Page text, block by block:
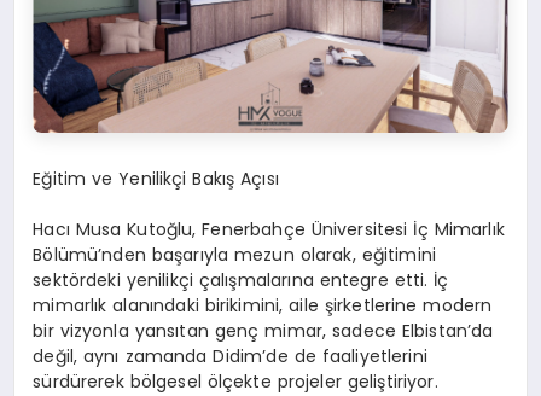
Eğitim ve Yenilikçi Bakış Açısı
Hacı Musa Kutoğlu, Fenerbahçe Üniversitesi İç Mimarlık
Bölümü’nden başarıyla mezun olarak, eğitimini
sektördeki yenilikçi çalışmalarına entegre etti. İç
mimarlık alanındaki birikimini, aile şirketlerine modern
bir vizyonla yansıtan genç mimar, sadece Elbistan’da
değil, aynı zamanda Didim’de de faaliyetlerini
sürdürerek bölgesel ölçekte projeler geliştiriyor.